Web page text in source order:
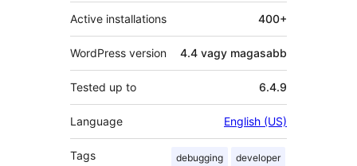
Active installations 400+
WordPress version 4.4 vagy magasabb
Tested up to 6.4.9
Language English (US)
Tags debugging developer